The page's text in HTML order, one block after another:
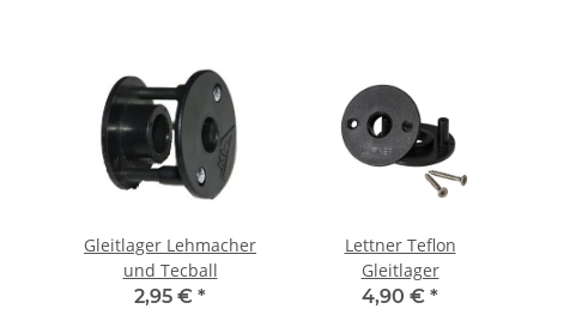
Gleitlager Lehmacher
und Tecball
2,95 € *
Lettner Teflon
Gleitlager
4,90 € *